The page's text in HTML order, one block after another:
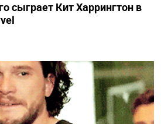
сыграет Кит Харрингтон в